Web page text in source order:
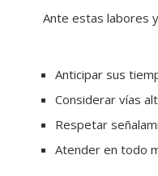
Ante estas labores
Anticipar sus
Considerar vías
Respetar
Atender en todo